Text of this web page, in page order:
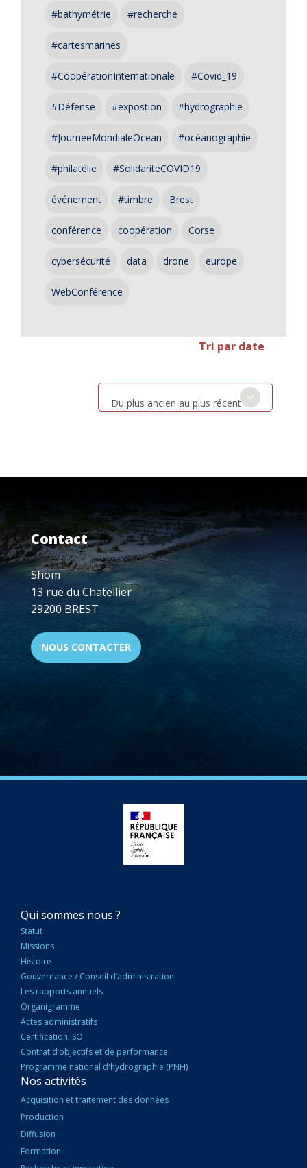
#bathymétrie #recherche
#cartesmarines
#CoopérationInternationale #Covid_19
#Défense #expostion #hydrographie
#JourneeMondialeOcean #océanographie
#philatélie #SolidariteCOVID19
événement #timbre Brest
conférence coopération Corse
cybersécurité data drone europe
WebConférence
Tri par date
Du plus ancien au plus récent
Contact
Shom
13 rue du Chatellier
29200 BREST
NOUS CONTACTER
NAVIGATION
PRINCIPALE
Qui sommes nous ?
Statut
Missions
Histoire
Gouvernance / Conseil d’administration
Les rapports annuels
Organigramme
Actes administratifs
Certification ISO
Contrat d’objectifs et de performance
Programme national d'hydrographie (PNH)
Nos activités
Acquisition et traitement des données
Production
Diffusion
Formation